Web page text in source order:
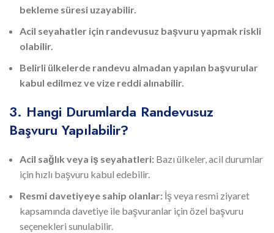
bekleme süresi uzayabilir.
Acil seyahatler için randevusuz başvuru yapmak riskli
olabilir.
Belirli ülkelerde randevu almadan yapılan başvurular
kabul edilmez ve vize reddi alınabilir.
3. Hangi Durumlarda Randevusuz
Başvuru Yapılabilir?
Acil sağlık veya iş seyahatleri: Bazı ülkeler, acil durumlar
için hızlı başvuru kabul edebilir.
Resmi davetiyeye sahip olanlar: İş veya resmi ziyaret
kapsamında davetiye ile başvuranlar için özel başvuru
seçenekleri sunulabilir.